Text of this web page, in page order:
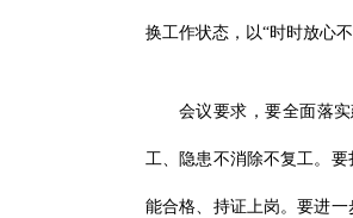
换工作状态，以“时时放心
会议要求，要全面落
工、隐患不消除不复工。
能合格、持证上岗。要进